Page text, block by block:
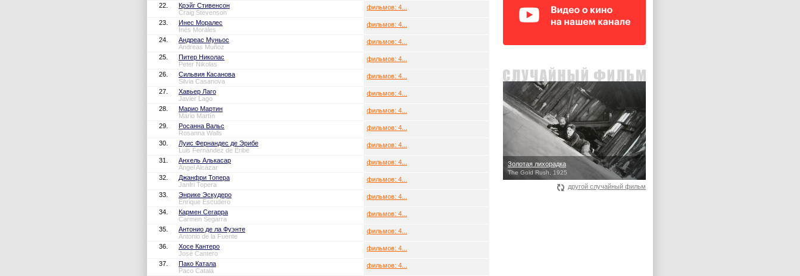
22.
Крэйг Стивенсон
Craig Stevenson
фильмов: 4...
23.
Инес Моралес
Inés Morales
фильмов: 4...
24.
Андреас Муньос
Andreas Muñoz
фильмов: 4...
25.
Питер Николас
Peter Nikolas
фильмов: 4...
26.
Сильвия Касанова
Silvia Casanova
фильмов: 4...
27.
Хавьер Лаго
Javier Lago
фильмов: 4...
28.
Марио Мартин
Mario Martín
фильмов: 4...
29.
Росанна Вальс
Rosanna Walls
фильмов: 4...
30.
Луис Фернандес де Эрибе
Luis Fernández de Eribe
фильмов: 4...
31.
Анхель Алькасар
Ángel Alcázar
фильмов: 4...
32.
Джанфри Топера
Janfri Topera
фильмов: 4...
33.
Энрике Эскудеро
Enrique Escudero
фильмов: 4...
34.
Кармен Сегарра
Carmen Segarra
фильмов: 4...
35.
Антонио де ла Фуэнте
Antonio de la Fuente
фильмов: 4...
36.
Хосе Кантеро
José Cantero
фильмов: 4...
37.
Пако Катала
Paco Catalá
фильмов: 4...
Золотая лихорадка
The Gold Rush, 1925
другой случайный фильм